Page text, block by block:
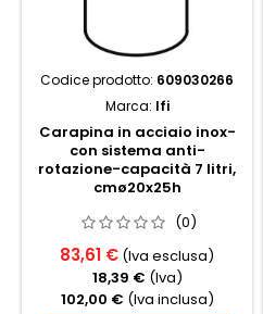
Codice prodotto: 609030266
Marca: Ifi
Carapina in acciaio inox-
con sistema anti-
rotazione-capacità 7 litri,
cmø20x25h
(0)
83,61 € (Iva esclusa)
18,39 € (Iva)
102,00 € (Iva inclusa)